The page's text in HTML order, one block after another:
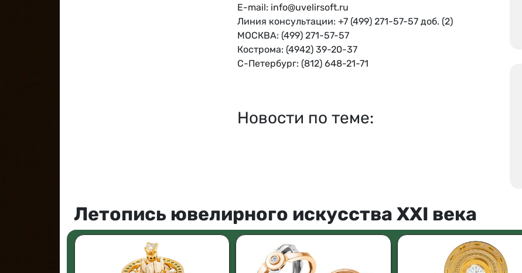
E-mail: info@uvelirsoft.ru
Линия консультации: +7 (499) 271-57-57 доб. (2)
МОСКВА: (499) 271-57-57
Кострома: (4942) 39-20-37
С-Петербург: (812) 648-21-71
Новости по теме:
Летопись ювелирного искусства XXI века